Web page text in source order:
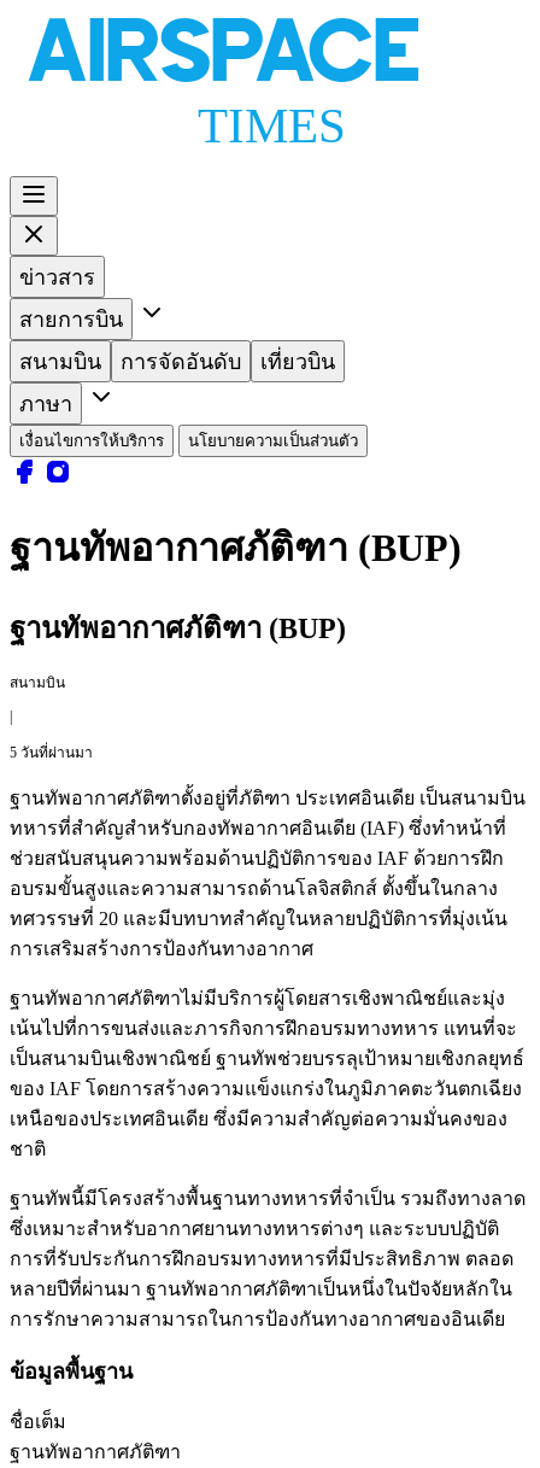
AIRSPACE
TIMES
ข่าวสาร
สายการบิน
สนามบิน
การจัดอันดับ
เที่ยวบิน
ภาษา
เงื่อนไขการให้บริการ นโยบายความเป็นส่วนตัว
ฐานทัพอากาศภัติฑา (BUP)
ฐานทัพอากาศภัติฑา (BUP)
สนามบิน
|
5 วันที่ผ่านมา
ฐานทัพอากาศภัติฑาตั้งอยู่ที่ภัติฑา ประเทศอินเดีย เป็นสนามบิน
ทหารที่สำคัญสำหรับกองทัพอากาศอินเดีย (IAF) ซึ่งทำหน้าที่
ช่วยสนับสนุนความพร้อมด้านปฏิบัติการของ IAF ด้วยการฝึก
อบรมขั้นสูงและความสามารถด้านโลจิสติกส์ ตั้งขึ้นในกลาง
ทศวรรษที่ 20 และมีบทบาทสำคัญในหลายปฏิบัติการที่มุ่งเน้น
การเสริมสร้างการป้องกันทางอากาศ
ฐานทัพอากาศภัติฑาไม่มีบริการผู้โดยสารเชิงพาณิชย์และมุ่ง
เน้นไปที่การขนส่งและภารกิจการฝึกอบรมทางทหาร แทนที่จะ
เป็นสนามบินเชิงพาณิชย์ ฐานทัพช่วยบรรลุเป้าหมายเชิงกลยุทธ์
ของ IAF โดยการสร้างความแข็งแกร่งในภูมิภาคตะวันตกเฉียง
เหนือของประเทศอินเดีย ซึ่งมีความสำคัญต่อความมั่นคงของ
ชาติ
ฐานทัพนี้มีโครงสร้างพื้นฐานทางทหารที่จำเป็น รวมถึงทางลาด
ซึ่งเหมาะสำหรับอากาศยานทางทหารต่างๆ และระบบปฏิบัติ
การที่รับประกันการฝึกอบรมทางทหารที่มีประสิทธิภาพ ตลอด
หลายปีที่ผ่านมา ฐานทัพอากาศภัติฑาเป็นหนึ่งในปัจจัยหลักใน
การรักษาความสามารถในการป้องกันทางอากาศของอินเดีย
ข้อมูลพื้นฐาน
ชื่อเต็ม
ฐานทัพอากาศภัติฑา